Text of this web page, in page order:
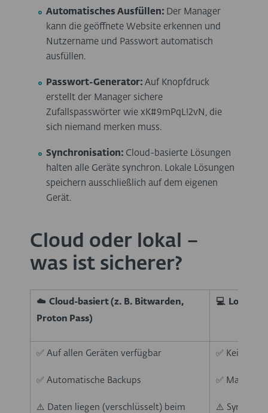
Automatisches Ausfüllen: Der Manager
kann die geöffnete Website erkennen und
Nutzername und Passwort automatisch
ausfüllen.
Passwort-Generator:Auf Knopfdruck
erstellt der Manager sichere
Zufallspasswörter wie xK#9mPqL!2vN, die
sich niemand merken muss.
Synchronisation: Cloud-basierte Lösungen
halten alle Geräte synchron. Lokale Lösungen
speichern ausschließlich auf dem eigenen
Gerät.
Cloud oder lokal –
was ist sicherer?
☁️ Cloud-basiert (z. B. Bitwarden,
Proton Pass)
💻 Lokal (z.
✅ Auf allen Geräten verfügbar
✅ Automatische Backups
⚠️ Daten liegen (verschlüsselt) beim
✅ Keine
✅
⚠️ Sync